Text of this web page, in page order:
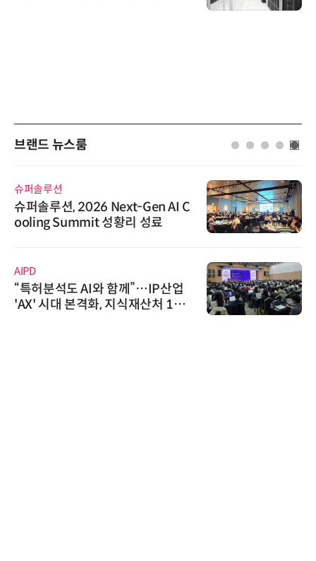
브랜드 뉴스룸
슈퍼솔루션
슈퍼솔루션, 2026 Next-Gen AI C
ooling Summit 성황리 성료
AIPD
“특허분석도 AI와 함께”…IP산업
'AX' 시대 본격화, 지식재산처 1호